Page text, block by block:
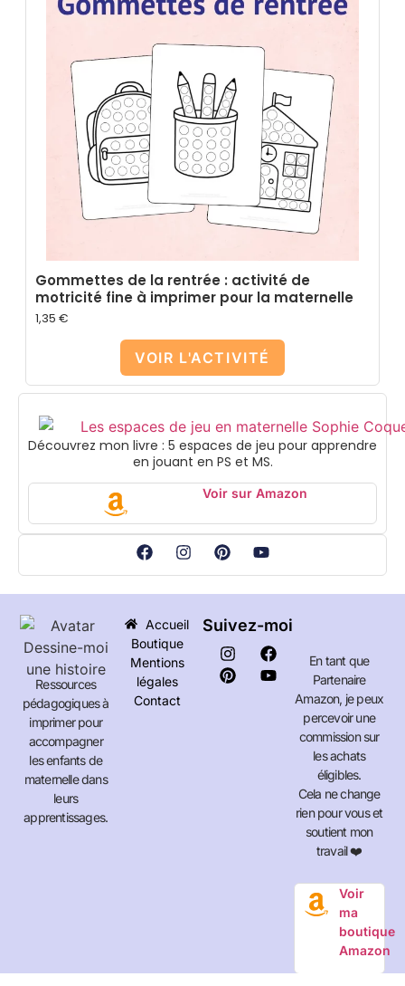
Gommettes de la rentrée : activité de
motricité fine à imprimer pour la maternelle
1,35 €
VOIR L'ACTIVITÉ
Découvrez mon livre : 5 espaces de jeu pour apprendre
en jouant en PS et MS.
Voir sur Amazon
Ressources
pédagogiques à
imprimer pour
accompagner
les enfants de
maternelle dans
leurs
apprentissages.
Accueil
Boutique
Mentions
légales
Contact
Suivez-moi
En tant que
Partenaire
Amazon, je peux
percevoir une
commission sur
les achats
éligibles.
Cela ne change
rien pour vous et
soutient mon
travail ❤️
Voir
ma
boutique
Amazon